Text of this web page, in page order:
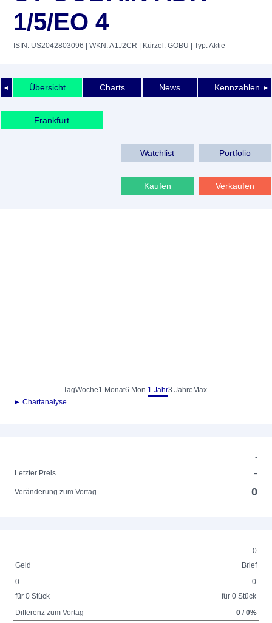
1/5/EO 4
ISIN: US2042803096 | WKN: A1J2CR | Kürzel: GOBU | Typ: Aktie
◄ ►
Übersicht Charts News Kennzahlen
Frankfurt
Watchlist Portfolio
Kaufen Verkaufen
TagWoche1 Monat6 Mon.1 Jahr3 Jahre Max.
► Chartanalyse
-
Letzter Preis
-
Veränderung zum Vortag 0
0
Geld
Brief
0
für 0 Stück
0
für 0 Stück
Differenz zum Vortag
0 / 0%